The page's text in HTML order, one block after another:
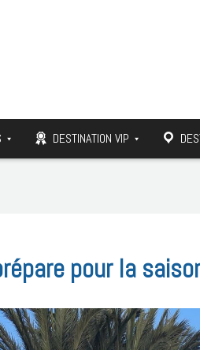
DESTINATION VIP
pour la